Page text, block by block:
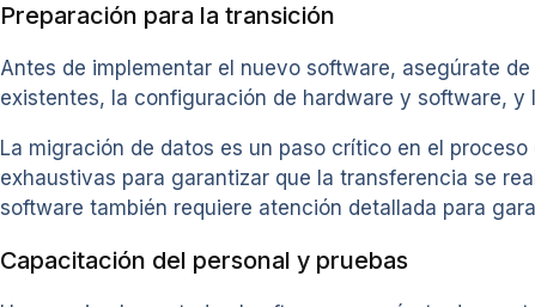
Preparación para la transición
Antes de implementar el nuevo software, asegúrate
existentes, la configuración de hardware y software, y
La migración de datos es un paso crítico en el
exhaustivas para garantizar que la transferencia se
software también requiere atención detallada para
Capacitación del personal y pruebas